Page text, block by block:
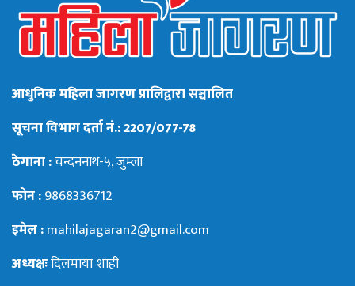
आधुनिक महिला जागरण प्रालिद्वारा सञ्चालित
सूचना विभाग दर्ता नं.: 2207/077-78
ठेगाना :चन्दननाथ-५, जुम्ला
फोन :9868336712
इमेल :mahilajagaran2@gmail.com
अध्यक्षःदिलमाया शाही